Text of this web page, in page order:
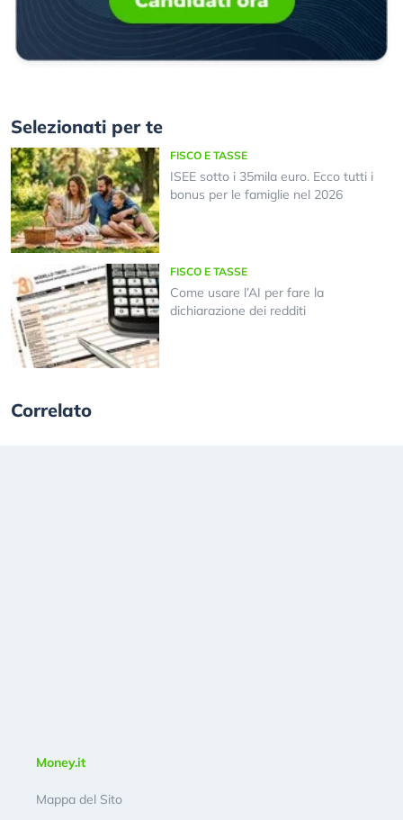
Selezionati per te
FISCO E TASSE
ISEE sotto i 35mila euro. Ecco tutti i
bonus per le famiglie nel 2026
FISCO E TASSE
Come usare l’AI per fare la
dichiarazione dei redditi
Correlato
Money.it
Mappa del Sito